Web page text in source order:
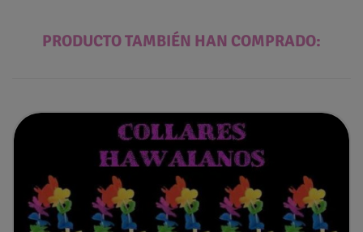
PRODUCTO TAMBIÉN HAN COMPRADO: